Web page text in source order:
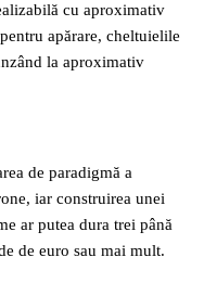
cu aproximativ
apărare, cheltuielile
la aproximativ
de paradigmă a
iar construirea unei
ar putea dura trei până
de euro sau mai mult.